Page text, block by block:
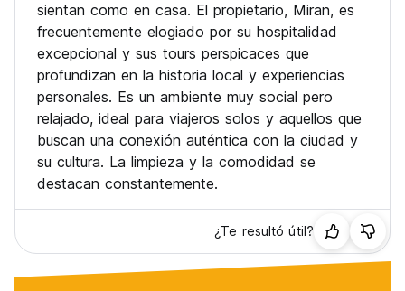
Base secreta: ubicado 350 m bajo tierra.
Línea postal: la más larga de Bosnia y Herzegovina (570m).
Miran's War Tour:
Retroceda en la historia y aprenda de primera mano sobre
la vida en Mostar durante la Guerra de 1992 a 1995. La gira
lo lleva por la calle que fue la primera línea Mostar, las
viejas trincheras, la infame torre de francotiradores y un
viejo campo de concentración. Aprenderá en detalle no
Herzegovina. Aquí en Mostar, tiene la oportunidad única de
escuchar las historias de aquellos que vivieron la guerra,
perspectivas que no encontrará en ningún otro lugar.
sientan como en casa. El propietario, Miran, es
frecuentemente elogiado por su hospitalidad
excepcional y sus tours perspicaces que
profundizan en la historia local y experiencias
personales. Es un ambiente muy social pero
relajado, ideal para viajeros solos y aquellos que
buscan una conexión auténtica con la ciudad y
su cultura. La limpieza y la comodidad se
destacan constantemente.
¿Te resultó útil?